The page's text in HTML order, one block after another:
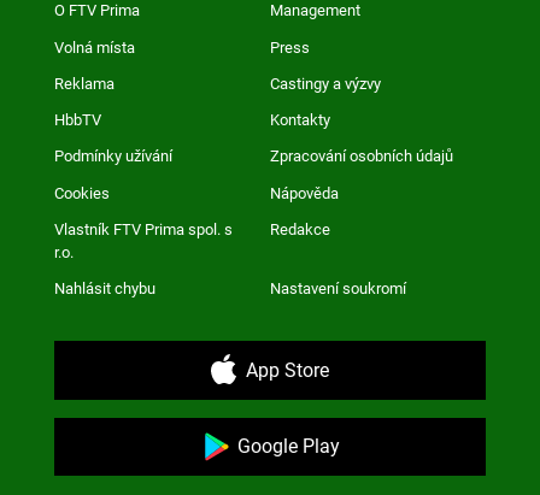
O FTV Prima Management
Volná místa Press
Reklama Castingy a výzvy
HbbTV Kontakty
Podmínky užívání Zpracování osobních údajů
Cookies Nápověda
Vlastník FTV Prima spol. s
r.o.
Redakce
Nahlásit chybu Nastavení soukromí
App Store
Google Play